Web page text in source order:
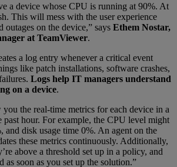
a device whose CPU is running at 90%. At
This will mess with the user experience
outages on the device,” says Ethem Nostar,
at TeamViewer.
a log entry whenever a critical event
like patch installations, software crashes,
Logs help IT managers understand
on a device.
you the real-time metrics for each device in a
past hour. For example, the CPU level might
and disk usage time 0%. An agent on the
these metrics continuously. Additionally,
above a threshold set up in a policy, and
as soon as you set up the solution.”